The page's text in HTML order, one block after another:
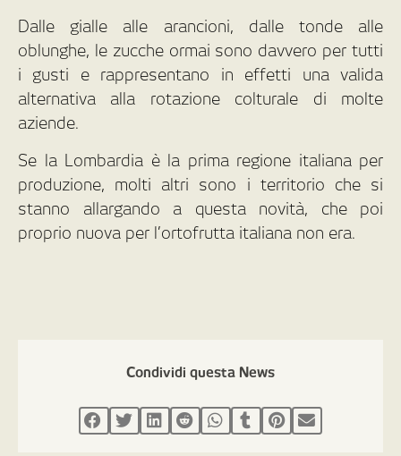
Dalle gialle alle arancioni, dalle tonde alle
oblunghe, le zucche ormai sono davvero per tutti
i gusti e rappresentano in effetti una valida
alternativa alla rotazione colturale di molte
aziende.
Se la Lombardia è la prima regione italiana per
produzione, molti altri sono i territorio che si
stanno allargando a questa novità, che poi
proprio nuova per l’ortofrutta italiana non era.
Condividi questa News